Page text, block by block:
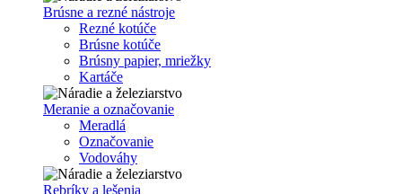
Brúsne a rezné nástroje
Rezné kotúče
Brúsne kotúče
Brúsny papier, mriežky
Kartáče
Meranie a označovanie
Meradlá
Označovanie
Vodováhy
Rebríky a lešenia